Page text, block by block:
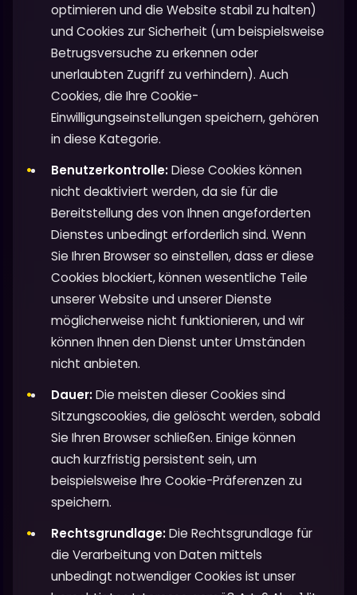
optimieren und die Website stabil zu halten)
und Cookies zur Sicherheit (um beispielsweise
Betrugsversuche zu erkennen oder
unerlaubten Zugriff zu verhindern). Auch
Cookies, die Ihre Cookie-
Einwilligungseinstellungen speichern, gehören
in diese Kategorie.
Benutzerkontrolle:Diese Cookies können
nicht deaktiviert werden, da sie für die
Bereitstellung des von Ihnen angeforderten
Dienstes unbedingt erforderlich sind. Wenn
Sie Ihren Browser so einstellen, dass er diese
Cookies blockiert, können wesentliche Teile
unserer Website und unserer Dienste
möglicherweise nicht funktionieren, und wir
können Ihnen den Dienst unter Umständen
nicht anbieten.
Dauer:Die meisten dieser Cookies sind
Sitzungscookies, die gelöscht werden, sobald
Sie Ihren Browser schließen. Einige können
auch kurzfristig persistent sein, um
beispielsweise Ihre Cookie-Präferenzen zu
speichern.
Rechtsgrundlage:Die Rechtsgrundlage für
die Verarbeitung von Daten mittels
unbedingt notwendiger Cookies ist unser